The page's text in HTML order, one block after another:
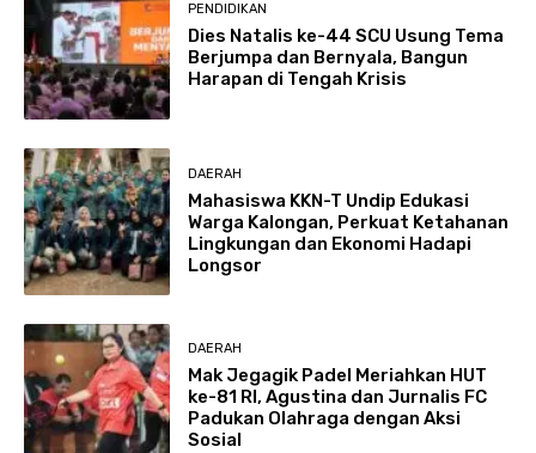
PENDIDIKAN
Dies Natalis ke-44 SCU Usung Tema
Berjumpa dan Bernyala, Bangun
Harapan di Tengah Krisis
DAERAH
Mahasiswa KKN-T Undip Edukasi
Warga Kalongan, Perkuat Ketahanan
Lingkungan dan Ekonomi Hadapi
Longsor
DAERAH
Mak Jegagik Padel Meriahkan HUT
ke-81 RI, Agustina dan Jurnalis FC
Padukan Olahraga dengan Aksi
Sosial